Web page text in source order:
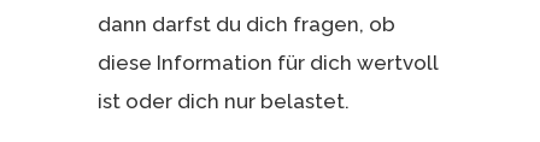
dann darfst du dich fragen, ob
diese Information für dich wertvoll
ist oder dich nur belastet.